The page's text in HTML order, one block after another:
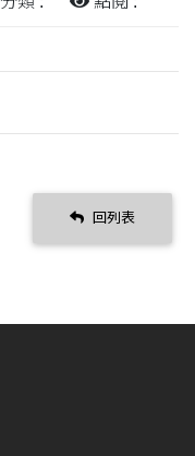
回列表